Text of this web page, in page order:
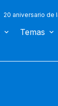
20 aniversario de
Temas